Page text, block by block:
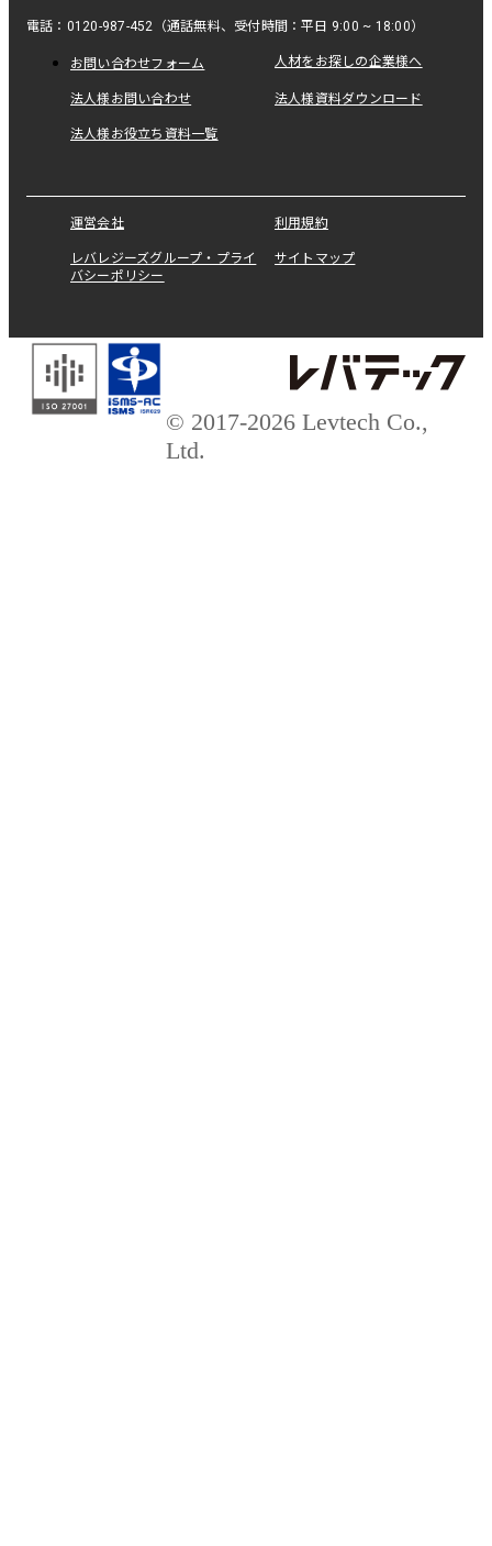
電話：0120-987-452（通話無料、受付時間：平日 9:00 ~ 18:00）
お問い合わせフォーム 人材をお探しの企業様へ
法人様お問い合わせ 法人様資料ダウンロード
法人様お役立ち資料一覧
運営会社 利用規約
レバレジーズグループ・プライ
バシーポリシー
サイトマップ
© 2017-2026 Levtech Co.,
Ltd.